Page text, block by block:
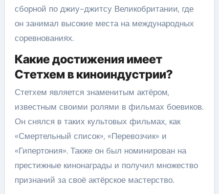
сборной по джиу-джитсу Великобритании, где
он занимал высокие места на международных
соревнованиях.
Какие достижения имеет
Стетхем в киноиндустрии?
Стетхем является знаменитым актёром,
известным своими ролями в фильмах боевиков.
Он снялся в таких культовых фильмах, как
«Смертельный список», «Перевозчик» и
«Гипертония». Также он был номинирован на
престижные кинонаграды и получил множество
признаний за своё актёрское мастерство.